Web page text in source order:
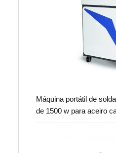
Máquina portátil de
de 1500 w para aceiro